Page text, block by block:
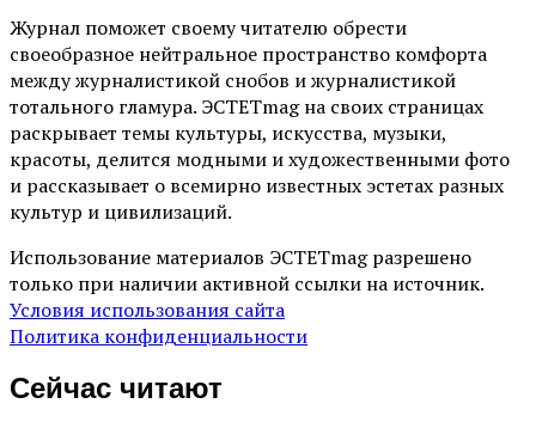
Журнал поможет своему читателю обрести
своеобразное нейтральное пространство комфорта
между журналистикой снобов и журналистикой
тотального гламура. ЭСТЕТmag на своих страницах
раскрывает темы культуры, искусства, музыки,
красоты, делится модными и художественными фото
и рассказывает о всемирно известных эстетах разных
культур и цивилизаций.
Использование материалов ЭСТЕТmag разрешено
только при наличии активной ссылки на источник.
Условия использования сайта
Политика конфиденциальности
Сейчас читают